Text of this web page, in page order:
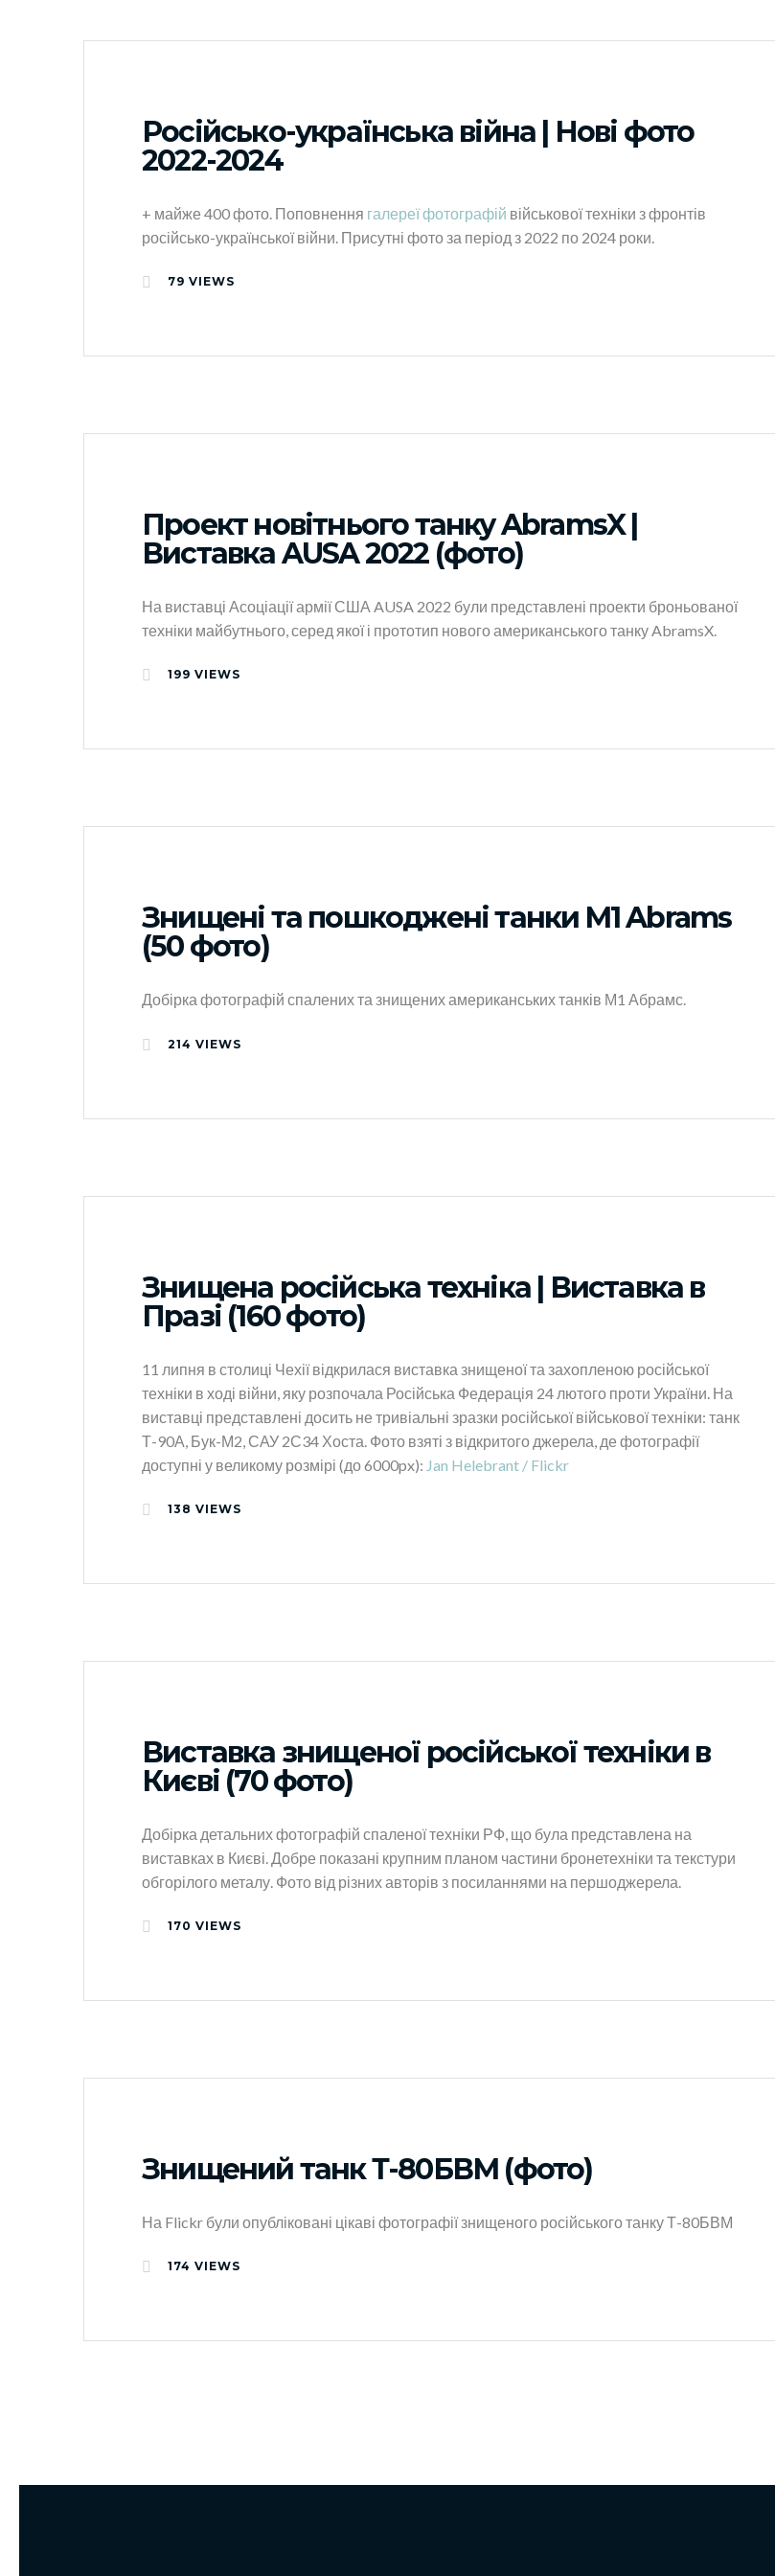
Російсько-українська війна | Нові фото
2022-2024
+ майже 400 фото. Поповнення галереї фотографій військової техніки з фронтів
російсько-української війни. Присутні фото за період з 2022 по 2024 роки.
79 VIEWS
Проект новітнього танку AbramsX |
Виставка AUSA 2022 (фото)
На виставці Асоціації армії США AUSA 2022 були представлені проекти броньованої
техніки майбутнього, серед якої і прототип нового американського танку AbramsX.
199 VIEWS
Знищені та пошкоджені танки M1 Abrams
(50 фото)
Добірка фотографій спалених та знищених американських танків М1 Абрамс.
214 VIEWS
Знищена російська техніка | Виставка в
Празі (160 фото)
11 липня в столиці Чехії відкрилася виставка знищеної та захопленою російської
техніки в ході війни, яку розпочала Російська Федерація 24 лютого проти України. На
виставці представлені досить не тривіальні зразки російської військової техніки: танк
Т-90А, Бук-М2, САУ 2С34 Хоста. Фото взяті з відкритого джерела, де фотографії
доступні у великому розмірі (до 6000px): Jan Helebrant / Flickr
138 VIEWS
Виставка знищеної російської техніки в
Києві (70 фото)
Добірка детальних фотографій спаленої техніки РФ, що була представлена на
виставках в Києві. Добре показані крупним планом частини бронетехніки та текстури
обгорілого металу. Фото від різних авторів з посиланнями на першоджерела.
170 VIEWS
Знищений танк Т-80БВМ (фото)
На Flickr були опубліковані цікаві фотографії знищеного російського танку Т-80БВМ
174 VIEWS